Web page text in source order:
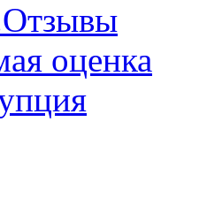
оценка